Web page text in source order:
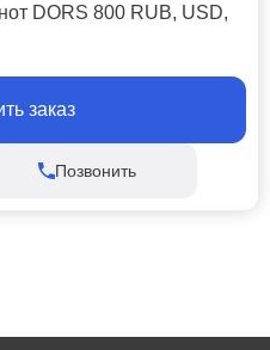
DORS 800 RUB, USD,
заказ
Позвонить